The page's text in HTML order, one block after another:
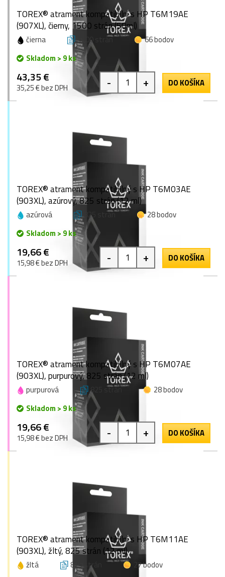
TOREX® atrament kompatibilní s HP T6M19AE
(907XL), čierny, 1500 strán (50ml)
čierna 1500 strán
66 bodov
Skladom > 9 ks
43,35 €
35,25 € bez DPH - + DO KOŠÍKA
TOREX® atrament kompatibilný s HP T6M03AE
(903XL), azúrový, 825 strán (12 ml)
azúrová 825 strán
28 bodov
Skladom > 9 ks
19,66 €
15,98 € bez DPH - + DO KOŠÍKA
TOREX® atrament kompatibilný s HP T6M07AE
(903XL), purpurový, 825 strán (12 ml)
purpurová 825 strán
28 bodov
Skladom > 9 ks
19,66 €
15,98 € bez DPH - + DO KOŠÍKA
TOREX® atrament kompatibilní s HP T6M11AE
(903XL), žltý, 825 strán (12 ml)
žltá 825 strán
27 bodov